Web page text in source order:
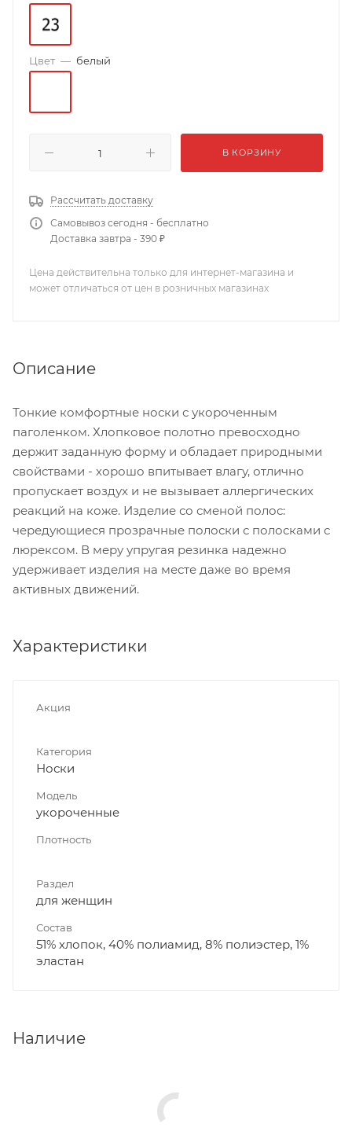
Цвет — белый
В КОРЗИНУ
Рассчитать доставку
Самовывоз сегодня - бесплатно
Доставка завтра - 390 ₽
Цена действительна только для интернет-магазина и
может отличаться от цен в розничных магазинах
Описание
Тонкие комфортные носки с укороченным
паголенком. Хлопковое полотно превосходно
держит заданную форму и обладает природными
свойствами - хорошо впитывает влагу, отлично
пропускает воздух и не вызывает аллергических
реакций на коже. Изделие со сменой полос:
чередующиеся прозрачные полоски с полосками с
люрексом. В меру упругая резинка надежно
удерживает изделия на месте даже во время
активных движений.
Характеристики
Акция
Категория
Носки
Модель
укороченные
Плотность
Раздел
для женщин
Состав
51% хлопок, 40% полиамид, 8% полиэстер, 1%
эластан
Наличие